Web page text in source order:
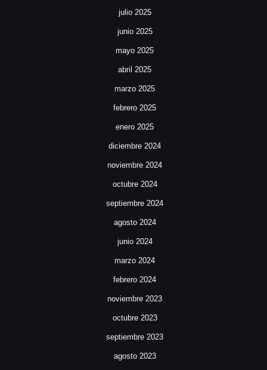
julio 2025
junio 2025
mayo 2025
abril 2025
marzo 2025
febrero 2025
enero 2025
diciembre 2024
noviembre 2024
octubre 2024
septiembre 2024
agosto 2024
junio 2024
marzo 2024
febrero 2024
noviembre 2023
octubre 2023
septiembre 2023
agosto 2023